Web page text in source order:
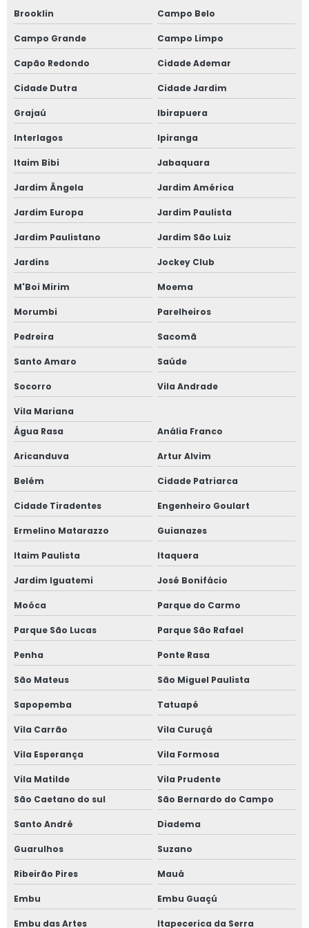
Janela anti ruido sp
Janela anti som
Janela para casas de alto padrão
Janela de correr 2 folhas
Janela de correr 2 folhas alumínio
Janela de correr 3 folhas
Janela de correr 4 folhas
Janela de correr para quarto
Janela fixa vidro duplo
Janela de giro
Janela maxim ar 80x80
Janela oscilo batente preço
Janela com persiana entre vidros
Janela sobrepor acústica
Janela sobreposta
Janela sobreposta de alto padrão
Janela sobreposta de correr
Janela sobreposta de correr em são paulo
Janela sobreposta de giro em são paulo
Janela sobreposta de giro em sp
Janela sobreposta preço
Janela vidro duplo
Janela vidro duplo isolamento acústico
Janela vidro duplo isolamento térmico
Janela vidro duplo com persiana
Janela de vidro duplo com persiana interna
Janela de vidro duplo com persiana interna preço
Brooklin Campo Belo
Campo Grande Campo Limpo
Capão Redondo Cidade Ademar
Cidade Dutra Cidade Jardim
Grajaú Ibirapuera
Interlagos Ipiranga
Itaim Bibi Jabaquara
Jardim Ângela Jardim América
Jardim Europa Jardim Paulista
Jardim Paulistano Jardim São Luiz
Jardins Jockey Club
M'Boi Mirim Moema
Morumbi Parelheiros
Pedreira Sacomã
Santo Amaro Saúde
Socorro Vila Andrade
Vila Mariana
Água Rasa
Anália Franco
Aricanduva Artur Alvim
Belém Cidade Patriarca
Cidade Tiradentes Engenheiro Goulart
Ermelino Matarazzo Guianazes
Itaim Paulista Itaquera
Jardim Iguatemi José Bonifácio
Moóca Parque do Carmo
Parque São Lucas Parque São Rafael
Penha Ponte Rasa
São Mateus São Miguel Paulista
Sapopemba Tatuapé
Vila Carrão Vila Curuçá
Vila Esperança Vila Formosa
Vila Matilde
Vila Prudente
São Caetano do sul
São Bernardo do Campo
Santo André Diadema
Guarulhos Suzano
Ribeirão Pires Mauá
Embu Embu Guaçú
Embu das Artes Itapecerica da Serra